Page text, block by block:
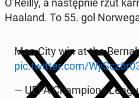
O’Reilly, a następ­nie rzut
Haaland. To 55. gol
Man City win at the
pic.twitter.com/
— UEFA Cham­pi­ons